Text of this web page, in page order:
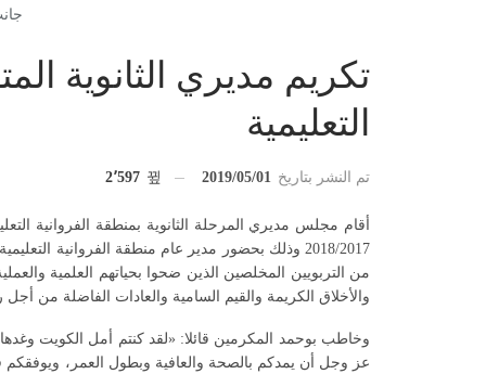
تكريم مديري الثانوية
التعليمية
تم النشر بتاريخ 2019/05/01
أقام مجلس مديري المرحلة الثانوية ب‍منطقة الفروانية
2018/2017 وذلك بحضور مدير عام منطقة الفروانية
من التربويين المخلصين الذين ضحوا بحياتهم العلمية
والأخلاق الكريمة والقيم السامية والعادات الفاضلة من
وخاطب بوحمد المكرمين قائلا: «لقد كنتم أمل الكويت
عز وجل أن يمدكم بالصحة والعافية وبطول العمر، ويوفقكم